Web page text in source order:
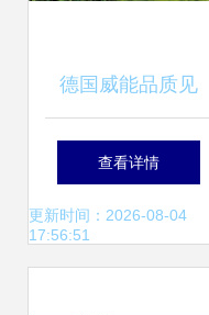
德国威能品质见
证，再获‘2022消费
者信赖十大家居品
查看详情
更新时间：2026-08-04
17:56:51